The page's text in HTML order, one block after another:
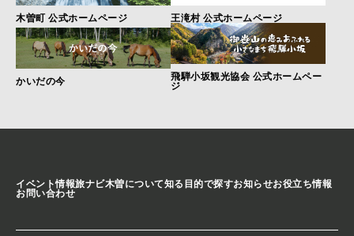
木曽町 公式ホームページ 王滝村 公式ホームページ
かいだの今
飛騨小坂観光協会 公式ホームペー
ジ
イベント情報旅ナビ木曽について知る 目的で探すお知らせお役立ち情報
お問い合わせ